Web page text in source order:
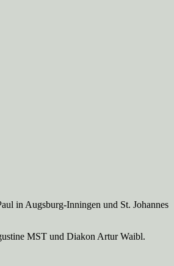
in Augsburg-Inningen und St. Johannes
MST und Diakon Artur Waibl.